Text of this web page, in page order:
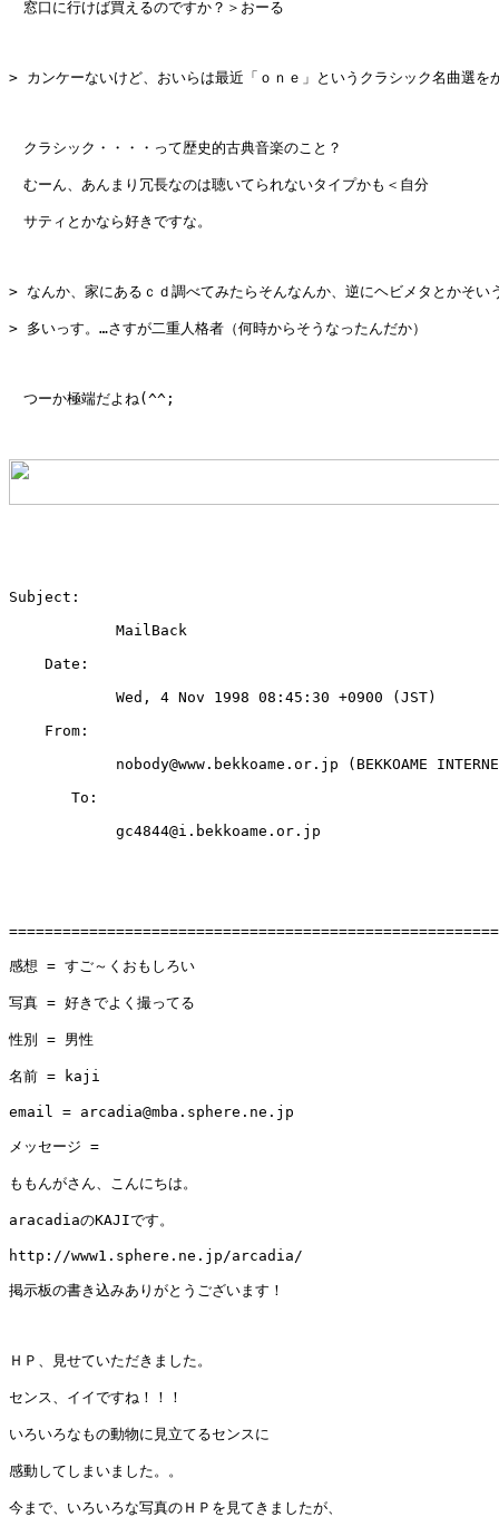
窓口に行けば買えるのですか？＞おーる
> カンケーないけど、おいらは最近「ｏｎｅ」というクラシック名曲選を
クラシック・・・・って歴史的古典音楽のこと？
むーん、あんまり冗長なのは聴いてられないタイプかも＜自分
サティとかなら好きですな。
> なんか、家にあるｃｄ調べてみたらそんなんか、逆にヘビメタとかそい
> 多いっす。…さすが二重人格者（何時からそうなったんだか）
つーか極端だよね(^^;
Subject:
            MailBack
    Date:
            Wed, 4 Nov 1998 08:45:30 +0900 (JST)
    From:
nobody@www.bekkoame.or.jp (BEKKOAME
       To:
            gc4844@i.bekkoame.or.jp
感想 = すご～くおもしろい
写真 = 好きでよく撮ってる
性別 = 男性
名前 = kaji
email = arcadia@mba.sphere.ne.jp
メッセージ =
ももんがさん、こんにちは。
aracadiaのKAJIです。
http://www1.sphere.ne.jp/arcadia/
掲示板の書き込みありがとうございます！
ＨＰ、見せていただきました。
センス、イイですね！！！
いろいろなもの動物に見立てるセンスに
感動してしまいました。。
今まで、いろいろな写真のＨＰを見てきましたが、